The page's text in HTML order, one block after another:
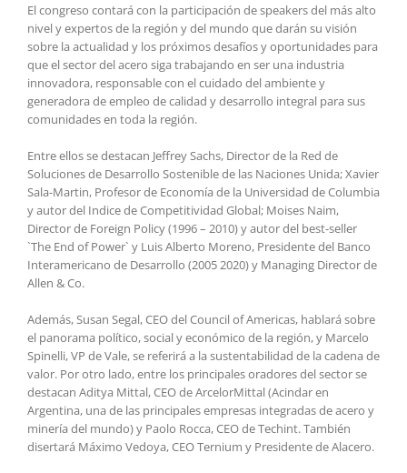
El congreso contará con la participación de speakers del más alto
nivel y expertos de la región y del mundo que darán su visión
sobre la actualidad y los próximos desafíos y oportunidades para
que el sector del acero siga trabajando en ser una industria
innovadora, responsable con el cuidado del ambiente y
generadora de empleo de calidad y desarrollo integral para sus
comunidades en toda la región.
Entre ellos se destacan Jeffrey Sachs, Director de la Red de
Soluciones de Desarrollo Sostenible de las Naciones Unida; Xavier
Sala-Martin, Profesor de Economía de la Universidad de Columbia
y autor del Indice de Competitividad Global; Moises Naim,
Director de Foreign Policy (1996 – 2010) y autor del best-seller
`The End of Power` y Luis Alberto Moreno, Presidente del Banco
Interamericano de Desarrollo (2005 2020) y Managing Director de
Allen & Co.
Además, Susan Segal, CEO del Council of Americas, hablará sobre
el panorama político, social y económico de la región, y Marcelo
Spinelli, VP de Vale, se referirá a la sustentabilidad de la cadena de
valor. Por otro lado, entre los principales oradores del sector se
destacan Aditya Mittal, CEO de ArcelorMittal (Acindar en
Argentina, una de las principales empresas integradas de acero y
minería del mundo) y Paolo Rocca, CEO de Techint. También
disertará Máximo Vedoya, CEO Ternium y Presidente de Alacero.